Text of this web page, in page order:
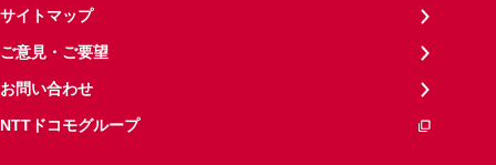
サイトマップ
ご意見・ご要望
お問い合わせ
NTTドコモグループ